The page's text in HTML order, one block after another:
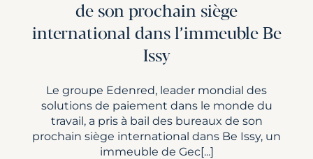
de son prochain siège
international dans l’immeuble Be
Issy
Le groupe Edenred, leader mondial des
solutions de paiement dans le monde du
travail, a pris à bail des bureaux de son
prochain siège international dans Be Issy, un
immeuble de Gec[...]